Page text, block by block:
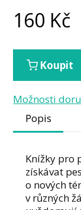
160 Kč
Koupit
Možnosti
Popis
Knížky pro
získávat
o nových
v různých